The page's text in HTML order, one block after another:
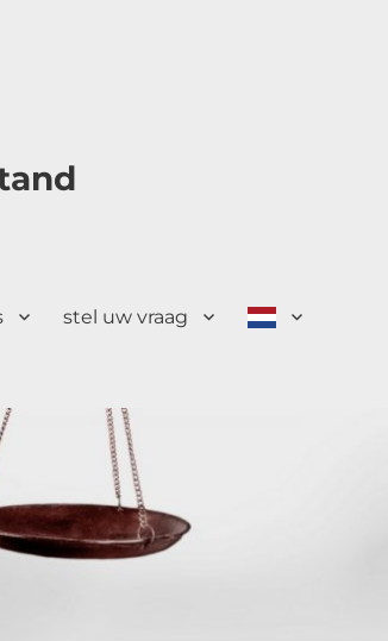
stel uw vraag